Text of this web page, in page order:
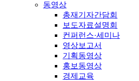
동영상
총재기자간담회
보도자료설명회
컨퍼런스·세미나
영상보고서
기획동영상
홍보동영상
경제교육